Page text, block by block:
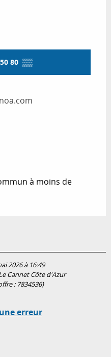
80 ▒▒
à moins de
2026 à 16:49
Cannet Côte d'Azur
: 7834536)
erreur